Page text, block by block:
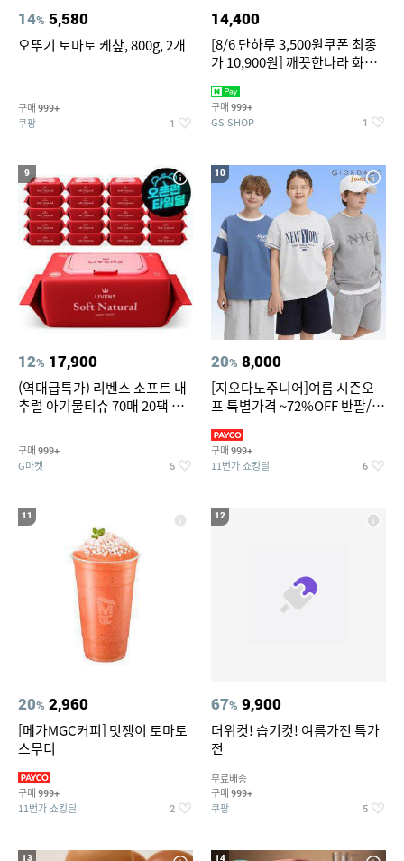
14% 5,580
오뚜기 토마토 케챂, 800g, 2개
구매 999+
쿠팡 1
14,400
[8/6 단하루 3,500원쿠폰 최종
가 10,900원] 깨끗한나라 화장
롤
구매 999+
GS SHOP 1
9
12% 17,900
(역대급특가) 리벤스 소프트 내
추럴 아기물티슈 70매 20팩 캡
구매 999+
G마켓 5
10
20% 8,000
[지오다노주니어]여름 시즌오
프 특별가격 ~72%OFF 반팔/반
구매 999+
11번가 쇼킹딜 6
11
20% 2,960
[메가MGC커피] 멋쟁이 토마토
스무디
구매 999+
11번가 쇼킹딜 2
12
67% 9,900
더위컷! 습기컷! 여름가전 특가
전
무료배송
구매 999+
쿠팡 5
13 14